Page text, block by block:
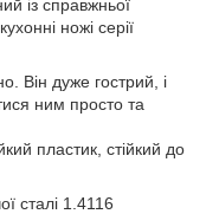
із справжньої
ножі серії
Він дуже гострий, і
ним просто та
пластик, стійкий до
сталі 1.4116